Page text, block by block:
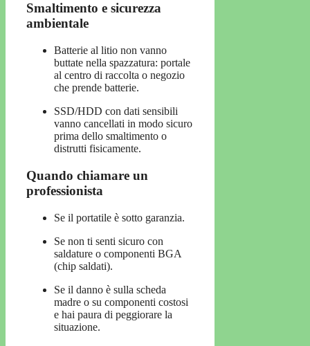
Smaltimento e sicurezza
ambientale
Batterie al litio non vanno
buttate nella spazzatura: portale
al centro di raccolta o negozio
che prende batterie.
SSD/HDD con dati sensibili
vanno cancellati in modo sicuro
prima dello smaltimento o
distrutti fisicamente.
Quando chiamare un
professionista
Se il portatile è sotto garanzia.
Se non ti senti sicuro con
saldature o componenti BGA
(chip saldati).
Se il danno è sulla scheda
madre o su componenti costosi
e hai paura di peggiorare la
situazione.